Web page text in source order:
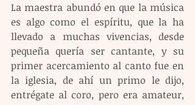
La maestra abundó en que la música
es algo como el espíritu, que la ha
llevado a muchas vivencias, desde
pequeña quería ser cantante, y su
primer acercamiento al canto fue en
la iglesia, de ahí un primo le dijo,
entrégate al coro, pero era amateur,